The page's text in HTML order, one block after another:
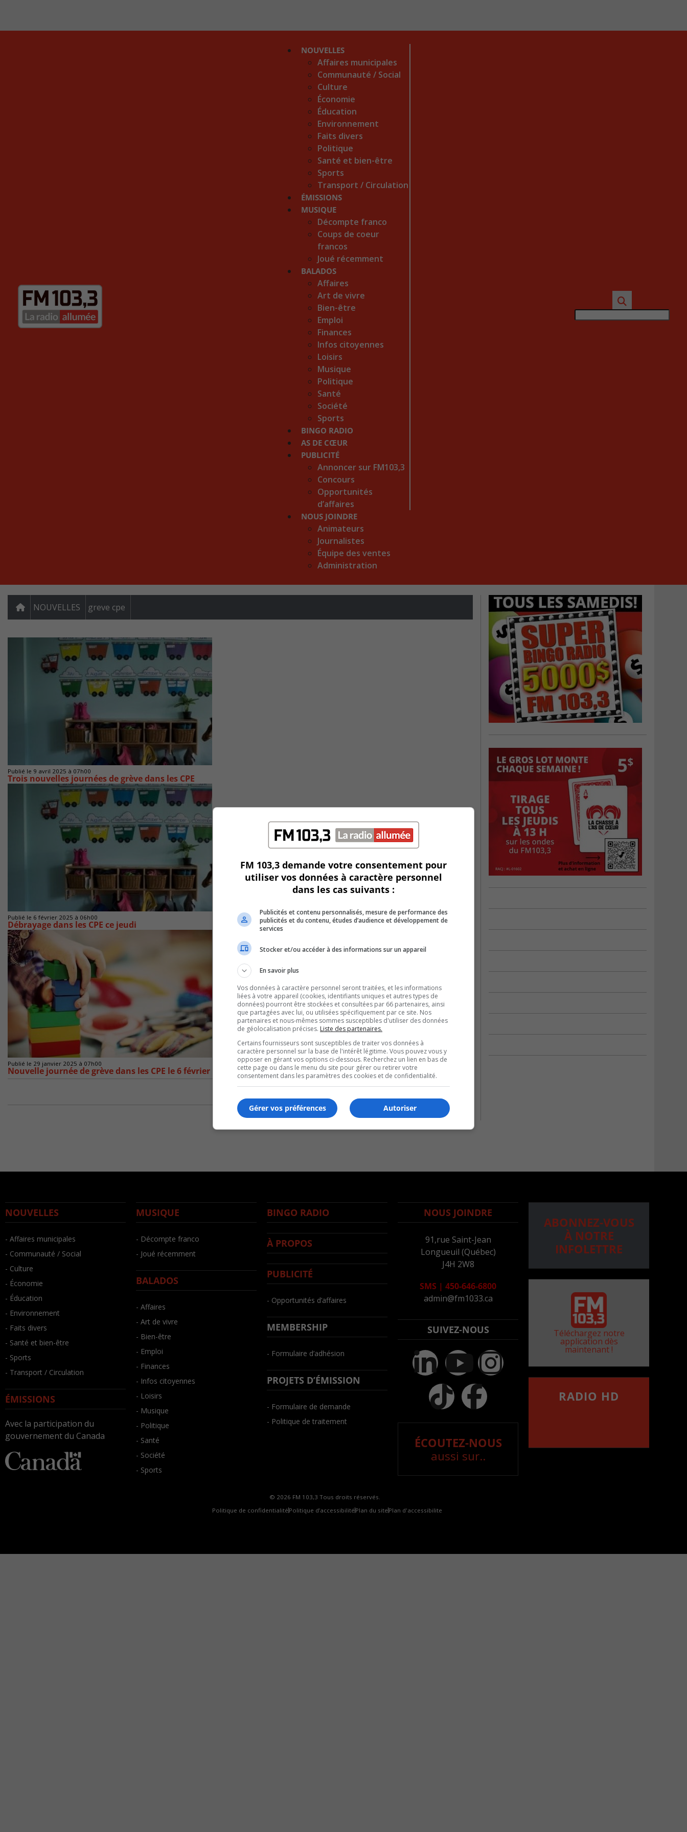
NOUVELLES
Affaires municipales
Communauté / Social
Culture
Économie
Éducation
Environnement
Faits divers
Politique
Santé et bien-être
Sports
Transport / Circulation
ÉMISSIONS
MUSIQUE
Décompte franco
Coups de coeur
francos
Joué récemment
BALADOS
Affaires
Art de vivre
Bien-être
Emploi
Finances
Infos citoyennes
Loisirs
Musique
Politique
Santé
Société
Sports
BINGO RADIO
AS DE CŒUR
PUBLICITÉ
Annoncer sur FM103,3
Concours
Opportunités
d’affaires
NOUS JOINDRE
Animateurs
Journalistes
Équipe des ventes
Administration
NOUVELLES greve cpe
Publié le 9 avril 2025 à 07h00
Trois nouvelles journées de grève dans les CPE
Publié le 6 février 2025 à 06h00
Débrayage dans les CPE ce jeudi
Publié le 29 janvier 2025 à 07h00
Nouvelle journée de grève dans les CPE le 6 février
NOUVELLES
- Affaires municipales
- Communauté / Social
- Culture
- Économie
- Éducation
- Environnement
- Faits divers
- Santé et bien-être
- Sports
- Transport / Circulation
ÉMISSIONS
Avec la participation du
gouvernement du Canada
MUSIQUE
- Décompte franco
- Joué récemment
BALADOS
- Affaires
- Art de vivre
- Bien-être
- Emploi
- Finances
- Infos citoyennes
- Loisirs
- Musique
- Politique
- Santé
- Société
- Sports
BINGO RADIO
À PROPOS
PUBLICITÉ
- Opportunités d’affaires
MEMBERSHIP
- Formulaire d’adhésion
PROJETS D’ÉMISSION
- Formulaire de demande
- Politique de traitement
NOUS JOINDRE
91,rue Saint-Jean
Longueuil (Québec)
J4H 2W8
SMS | 450-646-6800
admin@fm1033.ca
SUIVEZ-NOUS
ÉCOUTEZ-NOUS
aussi sur..
ABONNEZ-VOUS
À NOTRE
INFOLETTRE
Téléchargez notre
application dès
maintenant !
RADIO HD
© 2026 FM 103,3 Tous droits réservés.
Politique de confidentialité Politique d’accessibilité Plan du site Plan d'accessibilite
FM 103,3 demande votre consentement pour
utiliser vos données à caractère personnel
dans les cas suivants :
Publicités et contenu personnalisés, mesure de performance des
publicités et du contenu, études d’audience et développement de
services
Stocker et/ou accéder à des informations sur un appareil
En savoir plus
Vos données à caractère personnel seront traitées, et les informations
liées à votre appareil (cookies, identifiants uniques et autres types de
données) pourront être stockées et consultées par 66 partenaires, ainsi
que partagées avec lui, ou utilisées spécifiquement par ce site. Nos
partenaires et nous-mêmes sommes susceptibles d'utiliser des données
de géolocalisation précises. Liste des partenaires.
Certains fournisseurs sont susceptibles de traiter vos données à
caractère personnel sur la base de l'intérêt légitime. Vous pouvez vous y
opposer en gérant vos options ci-dessous. Recherchez un lien en bas de
cette page ou dans le menu du site pour gérer ou retirer votre
consentement dans les paramètres des cookies et de confidentialité.
Autoriser
Gérer vos préférences